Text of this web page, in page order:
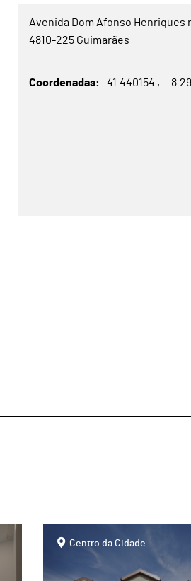
Avenida Dom Afonso Henriques
4810-225 Guimarães
Coordenadas 41.440154 -
pageCentro da Cidade